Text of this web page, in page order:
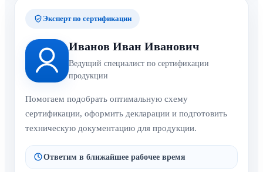
Эксперт по сертификации
Иванов Иван Иванович
Ведущий специалист по сертификации
продукции
Помогаем подобрать оптимальную схему
сертификации, оформить декларации и подготовить
техническую документацию для продукции.
Ответим в ближайшее рабочее время